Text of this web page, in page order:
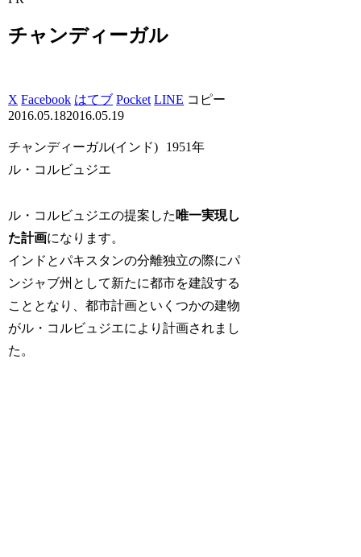
チャンディーガル
X Facebook はてブ Pocket LINE コピー
2016.05.182016.05.19
チャンディーガル(インド) 1951年
ル・コルビュジエ
ル・コルビュジエの提案した 唯一実現し
た計画になります。
インドとパキスタンの分離独立の際にパ
ンジャブ州として新たに都市を建設する
こととなり、都市計画といくつかの建物
がル・コルビュジエにより計画されまし
た。